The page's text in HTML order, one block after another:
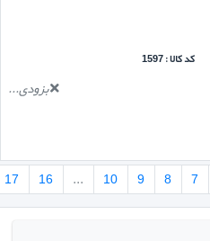
کد کالا : 1597
بزودی...
7
8
9
10
...
16
17